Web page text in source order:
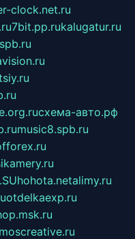
clock.net.ru
7bit.pp.rukalugatur.ru
схема-авто.рф
music8.spb.ru
hohota.netalimy.ru
otdelkaexp.ru